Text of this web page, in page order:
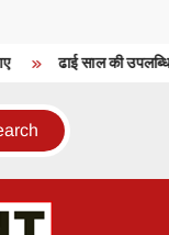
ढाई साल की